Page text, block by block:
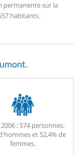
permanente sur la
habitants.
: 574 personnes.
et 52,4% de
femmes.